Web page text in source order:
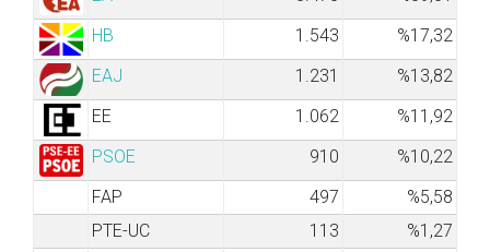
HB
1.543
%17,32
EAJ
1.231
%13,82
EE
1.062
%11,92
PSOE
910
%10,22
FAP
497
%5,58
PTE-UC
113
%1,27